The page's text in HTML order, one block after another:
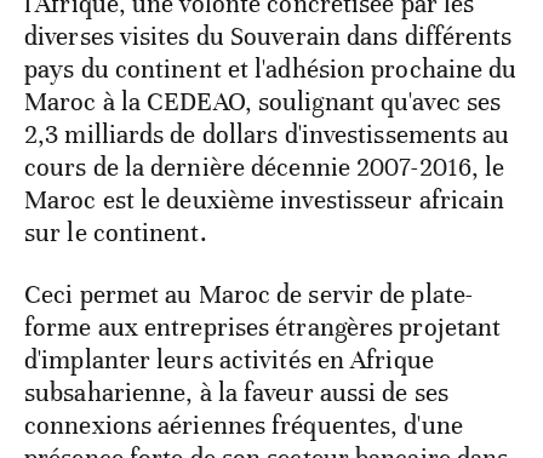
diverses visites du Souverain dans différents
pays du continent et l'adhésion prochaine du
Maroc à la CEDEAO, soulignant qu'avec ses
2,3 milliards de dollars d'investissements au
cours de la dernière décennie 2007-2016, le
Maroc est le deuxième investisseur africain
sur le continent.
Ceci permet au Maroc de servir de plate-
forme aux entreprises étrangères projetant
d'implanter leurs activités en Afrique
subsaharienne, à la faveur aussi de ses
connexions aériennes fréquentes, d'une